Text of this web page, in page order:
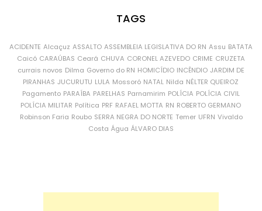
TAGS
ACIDENTE Alcaçuz ASSALTO ASSEMBLEIA LEGISLATIVA DO RN Assu BATATA
Caicó CARAÚBAS Ceará CHUVA CORONEL AZEVEDO CRIME CRUZETA
currais novos Dilma Governo do RN HOMICÍDIO INCÊNDIO JARDIM DE
PIRANHAS JUCURUTU LULA Mossoró NATAL Nilda NÉLTER QUEIROZ
Pagamento PARAÍBA PARELHAS Parnamirim POLÍCIA POLÍCIA CIVIL
POLÍCIA MILITAR Política PRF RAFAEL MOTTA RN ROBERTO GERMANO
Robinson Faria Roubo SERRA NEGRA DO NORTE Temer UFRN Vivaldo
Costa Água ÁLVARO DIAS